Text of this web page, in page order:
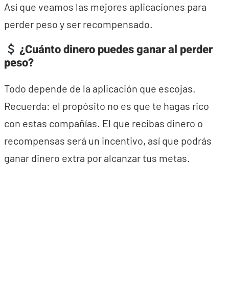
Así que veamos las mejores aplicaciones para
perder peso y ser recompensado.
¿Cuánto dinero puedes ganar al perder
peso?
Todo depende de la aplicación que escojas.
Recuerda: el propósito no es que te hagas rico
con estas compañías. El que recibas dinero o
recompensas será un incentivo, así que podrás
ganar dinero extra por alcanzar tus metas.